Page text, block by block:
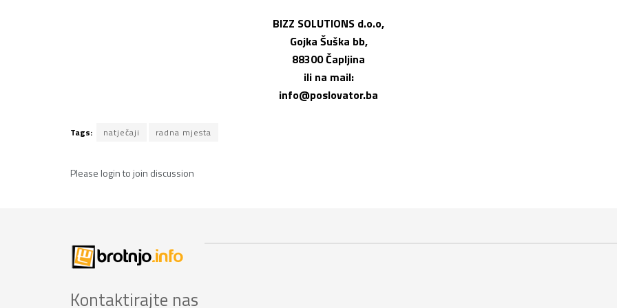
BIZZ SOLUTIONS d.o.o,
Gojka Šuška bb,
88300 Čapljina
ili na mail:
info@poslovator.ba
Tags: natječaji radna mjesta
Please loginto join discussion
Kontaktirajte nas